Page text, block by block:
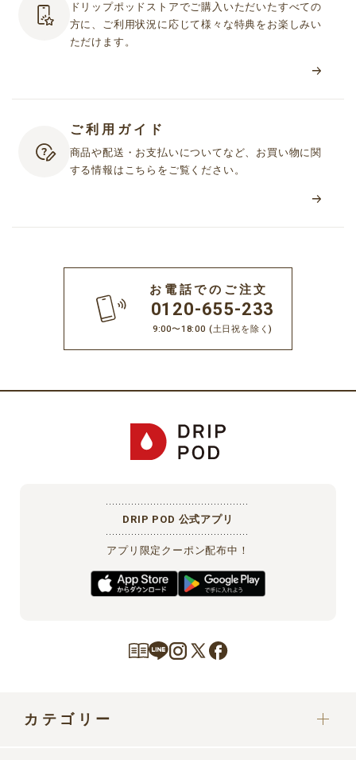
ドリップポッドストアでご購入いただいたすべての
方に、ご利用状況に応じて様々な特典をお楽しみい
ただけます。
ご利用ガイド
商品や配送・お支払いについてなど、お買い物に関
する情報はこちらをご覧ください。
お電話でのご注文
0120-655-233
9:00〜18:00 (土日祝を除く)
DRIP POD 公式アプリ
アプリ限定クーポン配布中！
カテゴリー